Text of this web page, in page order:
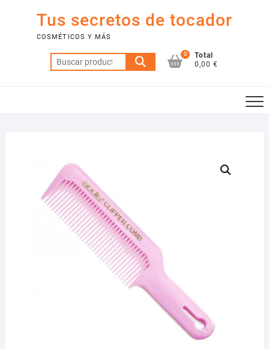
contenido
Tus secretos de tocador
COSMÉTICOS Y MÁS
Buscar
por:
0
Total
0,00 €